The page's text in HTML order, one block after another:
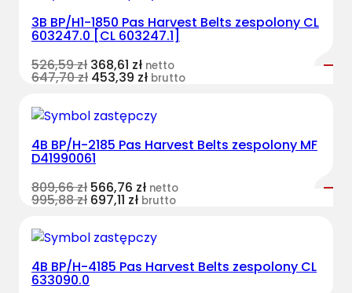
3B BP/H1-1850 Pas Harvest Belts zespolony CL
603247.0 [CL 603247.1]
526,59zł 368,61 zł netto
647,70zł 453,39 zł brutto
4B BP/H-2185 Pas Harvest Belts zespolony MF
D41990061
809,66zł 566,76 zł netto
995,88zł 697,11 zł brutto
4B BP/H-4185 Pas Harvest Belts zespolony CL
633090.0